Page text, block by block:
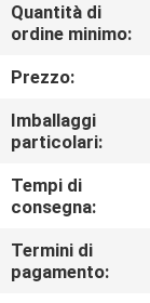
DI
QUALITÀ
NOTIZIE
Quantità di
ordine minimo:
Prezzo:
Imballaggi
particolari:
Tempi di
consegna:
Termini di
pagamento: